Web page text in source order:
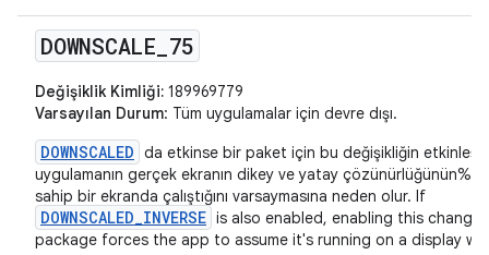
DOWNSCALE 75
Değişiklik Kimliği: 189969779
Varsayılan Durum: Tüm uygulamalar için devre dışı.
DOWNSCALED da etkinse bir paket için bu değişikliğin
uygulamanın gerçek ekranın dikey ve yatay çözünürlüğünün%
sahip bir ekranda çalıştığını varsaymasına neden olur. If
DOWNSCALED_INVERSE is also enabled, enabling this change
package forces the app to assume it's running on a display